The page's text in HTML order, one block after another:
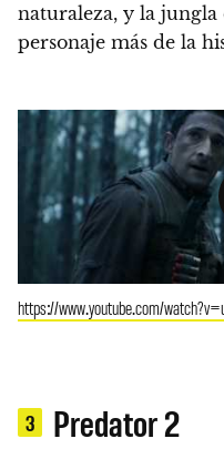
naturaleza, y la jungla
personaje más de la
https://www.youtube.com/
3 Predator 2